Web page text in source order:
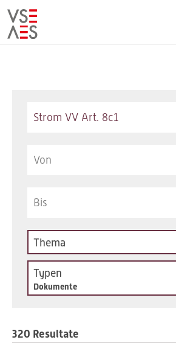
Thema
Typen
Dokumente
320 Resultate